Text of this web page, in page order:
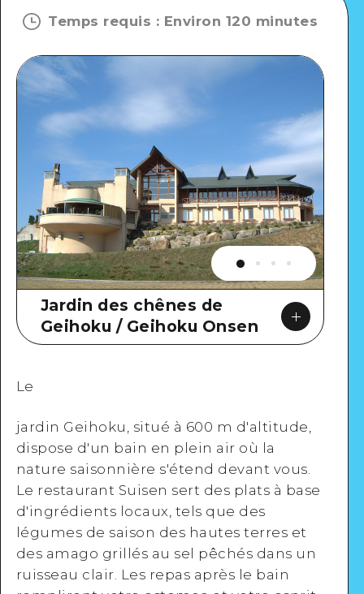
Temps requis : Environ 120 minutes
Jardin des chênes de
Geihoku / Geihoku Onsen
Google Maps
Voir en détail
Le
jardin Geihoku, situé à 600 m d'altitude,
dispose d'un bain en plein air où la
nature saisonnière s'étend devant vous.
Le restaurant Suisen sert des plats à base
d'ingrédients locaux, tels que des
légumes de saison des hautes terres et
des amago grillés au sel pêchés dans un
ruisseau clair. Les repas après le bain